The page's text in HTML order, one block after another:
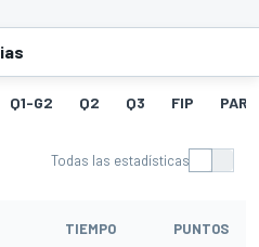
Q1-G2 Q2 Q3 FIP
Todas las estadísticas
TIEMPO PUNTOS